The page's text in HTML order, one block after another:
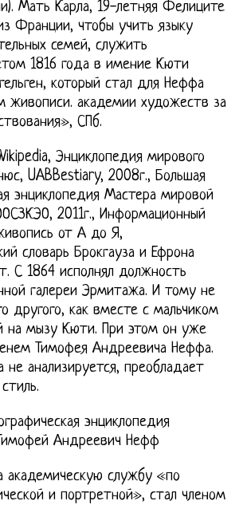
Мать Карла, 19-летняя Фелиците
Франции, чтобы учить языку
семей, служить
1816 года в имение Кюти
который стал для Неффа
живописи. академии художеств за
СПб.
Энциклопедия мирового
UABBestiary, 2008г., Большая
энциклопедия Мастера мировой
2011г., Информационный
от А до Я,
словарь Брокгауза и Ефрона
С 1864 исполнял должность
галереи Эрмитажа. И тому не
другого, как вместе с мальчиком
на мызу Кюти. При этом он уже
Тимофея Андреевича Неффа.
анализируется, преобладает
энциклопедия
Андреевич Нефф
академическую службу «по
и портретной», стал членом